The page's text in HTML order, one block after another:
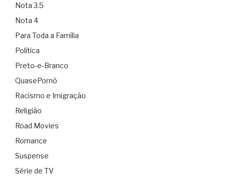
Nota 3.5
Nota 4
Para Toda a Família
Política
Preto-e-Branco
QuasePornô
Racismo e Imigração
Religião
Road Movies
Romance
Suspense
Série de TV